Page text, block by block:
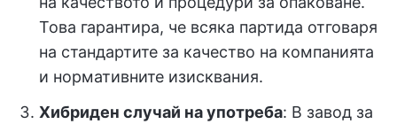
Това гарантира, че всяка партида отговаря
на стандартите за качество на компанията
и нормативните изисквания.
Хибриден случай на употреба: В завод за